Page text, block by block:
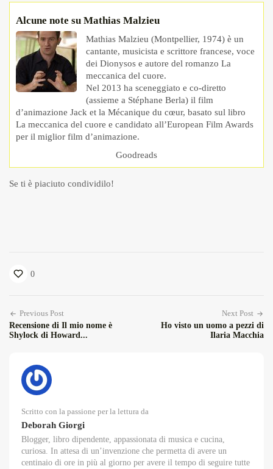
Alcune note su Mathias Malzieu
Mathias Malzieu (Montpellier, 1974) è un
cantante, musicista e scrittore francese, voce
dei Dionysos e autore del romanzo La
meccanica del cuore.
Nel 2013 ha sceneggiato e co-diretto
(assieme a Stéphane Berla) il film
d’animazione Jack et la Mécanique du cœur, basato sul libro
La meccanica del cuore e candidato all’European Film Awards
per il miglior film d’animazione.
Goodreads
Se ti è piaciuto condividilo!
0
Previous Post
Recensione di Il mio nome è
Shylock di Howard...
Next Post
Ho visto un uomo a pezzi di
Ilaria Macchia
Scritto con la passione per la lettura da
Deborah Giorgi
Blogger, libro dipendente, appassionata di musica e cucina,
curiosa. In attesa di un’invenzione che permetta di avere un
centinaio di ore in più al giorno per avere il tempo di seguire tutte